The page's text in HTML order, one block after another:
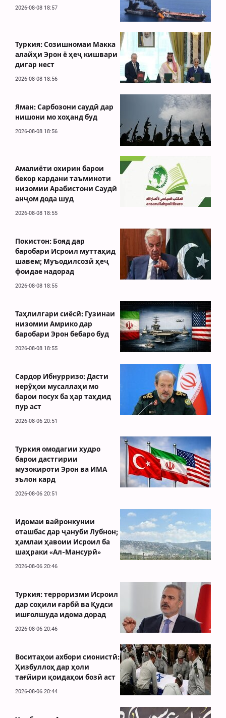
2026-08-08 18:57
Туркия: Созишномаи Макка
алайҳи Эрон ё ҳеҷ кишвари
дигар нест
2026-08-08 18:56
Яман: Сарбозони саудӣ дар
нишони мо хоҳанд буд
2026-08-08 18:56
Амалиёти охирин барои
бекор кардани таъминоти
низомии Арабистони Саудӣ
анҷом дода шуд
2026-08-08 18:55
Покистон: Бояд дар
баробари Исроил муттаҳид
шавем; Муъодилсозӣ ҳеҷ
фоидае надорад
2026-08-08 18:55
Таҳлилгари сиёсӣ: Гузинаи
низомии Амрико дар
баробари Эрон бебаро буд
2026-08-08 18:55
Сардор Ибнурризо: Дасти
нерӯҳои мусаллаҳи мо
барои посух ба ҳар таҳдид
пур аст
2026-08-06 20:51
Туркия омодагии худро
барои дастгирии
музокироти Эрон ва ИМА
эълон кард
2026-08-06 20:51
Идомаи вайронкунии
оташбас дар ҷануби Лубнон;
ҳамлаи ҳавоии Исроил ба
шаҳраки «Ал-Мансурӣ»
2026-08-06 20:46
Туркия: терроризми Исроил
дар соҳили ғарбӣ ва Қудси
ишғолшуда идома дорад
2026-08-06 20:46
Воситаҳои ахбори сионистӣ:
Ҳизбуллоҳ дар ҳоли
тағйири қоидаҳои бозӣ аст
2026-08-06 20:44